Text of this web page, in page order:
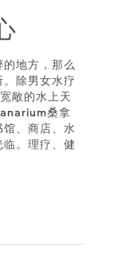
地方，那么
除男女水疗
敞的水上天
桑拿
、商店、水
。理疗、健